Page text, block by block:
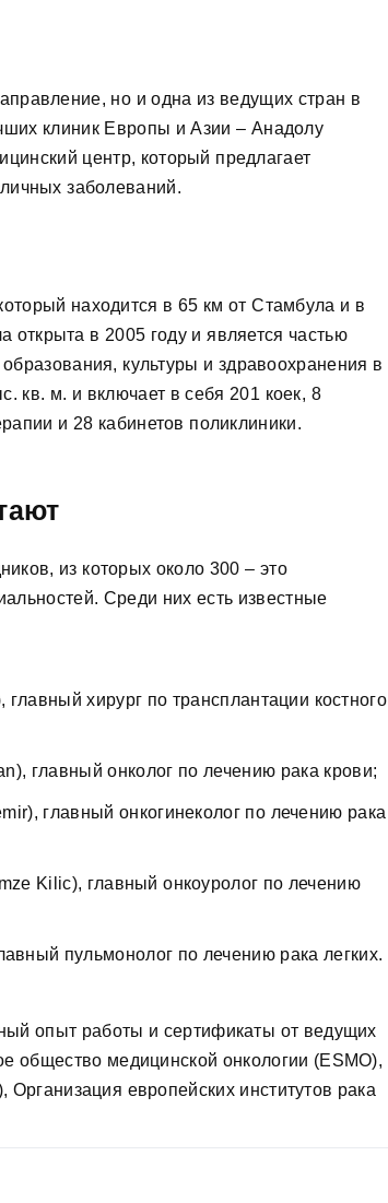
но и одна из ведущих стран в
клиник Европы и Азии – Анадолу
центр, который предлагает
заболеваний.
находится в 65 км от Стамбула и в
открыта в 2005 году и является частью
культуры и здравоохранения в
кв. м. и включает в себя 201 коек, 8
и 28 кабинетов поликлиники.
из которых около 300 – это
Среди них есть известные
хирург по трансплантации костного
главный онколог по лечению рака крови;
главный онкогинеколог по лечению рака
Kilic), главный онкоуролог по лечению
пульмонолог по лечению рака легких.
опыт работы и сертификаты от ведущих
общество медицинской онкологии (ESMO),
европейских институтов рака